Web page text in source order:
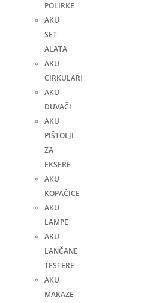
POLIRKE
AKU
SET
ALATA
AKU
CIRKULARI
AKU
DUVAČI
AKU
PIŠTOLJI
ZA
EKSERE
AKU
KOPAČICE
AKU
LAMPE
AKU
LANČANE
TESTERE
AKU
MAKAZE